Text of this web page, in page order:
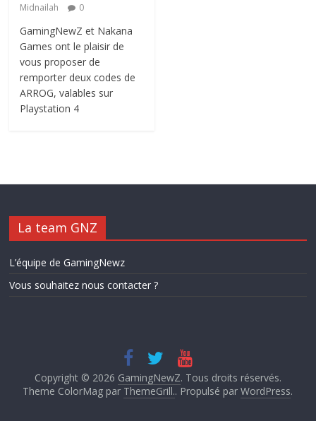
Midnailah
0
GamingNewZ et Nakana
Games ont le plaisir de
vous proposer de
remporter deux codes de
ARROG, valables sur
Playstation 4
La team GNZ
L’équipe de GamingNewz
Vous souhaitez nous contacter ?
Copyright © 2026 GamingNewZ. Tous droits réservés.
Theme ColorMag par ThemeGrill.. Propulsé parWordPress.